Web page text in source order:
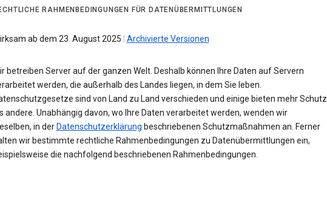
RAHMENBEDINGUNGEN FÜR DATENÜBERMITTLUNGEN
ab dem 23. August 2025 Archivierte Versionen
betreiben Server auf der ganzen Welt. Deshalb können Ihre Daten auf Servern
werden, die außerhalb des Landes liegen, in dem Sie leben.
sind von Land zu Land verschieden und einige bieten mehr Schutz
andere. Unabhängig davon, wo Ihre Daten verarbeitet werden, wenden wir
in der Datenschutzerklärung beschriebenen Schutzmaßnahmen an. Ferner
wir bestimmte rechtliche Rahmenbedingungen zu Datenübermittlungen ein,
die nachfolgend beschriebenen Rahmenbedingungen.